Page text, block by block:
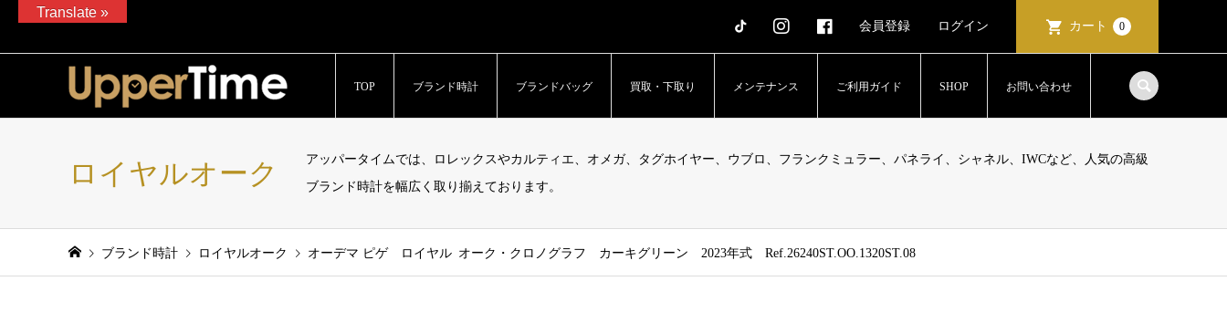
ブランド腕時計、バッグ、ジュエリーの販売、通販サイト「UpperTime – アッパータイム」 会員登録 ログイン カート 0
TOP ブランド時計 ブランドバッグ 買取・下取り メンテナンス ご利用ガイド SHOP お問い合わせ
ロイヤルオーク
アッパータイムでは、ロレックスやカルティエ、オメガ、タグホイヤー、ウブロ、フランクミュラー、パネライ、シャネル、IWCなど、人気の高級
ブランド時計を幅広く取り揃えております。
ブランド時計 ロイヤルオーク オーデマ ピゲ ロイヤル オーク・クロノグラフ カーキグリーン 2023年式 Ref.26240ST.OO.1320ST.08
Translate »